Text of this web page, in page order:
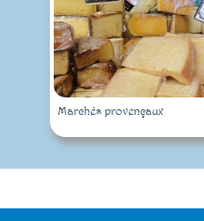
Marchés provençaux